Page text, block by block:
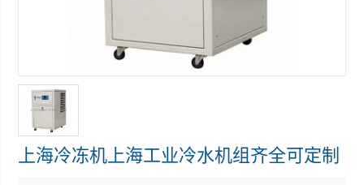
上海冷冻机上海工业冷水机组齐全可定制